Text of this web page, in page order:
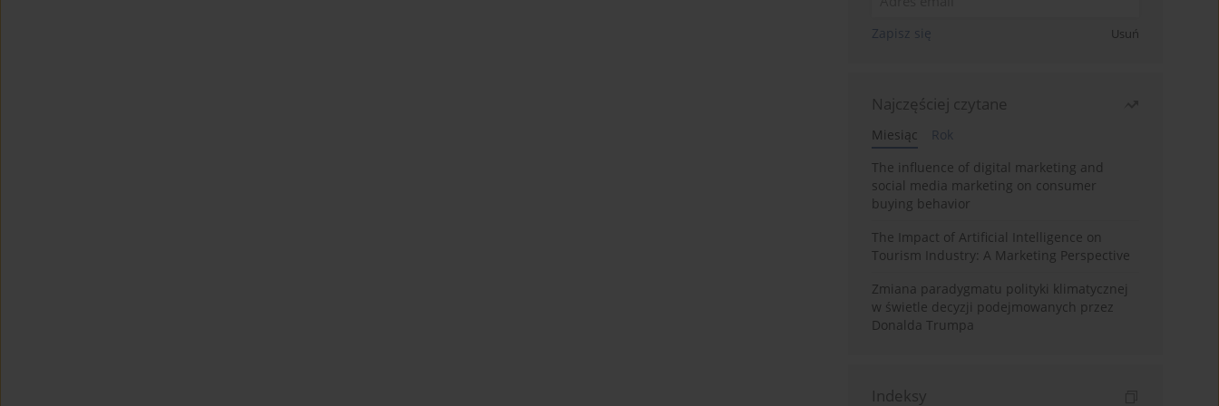
Zapisz się Usuń
Najczęściej czytane
Miesiąc
Rok
The influence of digital marketing and
social media marketing on consumer
buying behavior
The Impact of Artificial Intelligence on
Tourism Industry: A Marketing Perspective
Zmiana paradygmatu polityki klimatycznej
w świetle decyzji podejmowanych przez
Donalda Trumpa
Indeksy